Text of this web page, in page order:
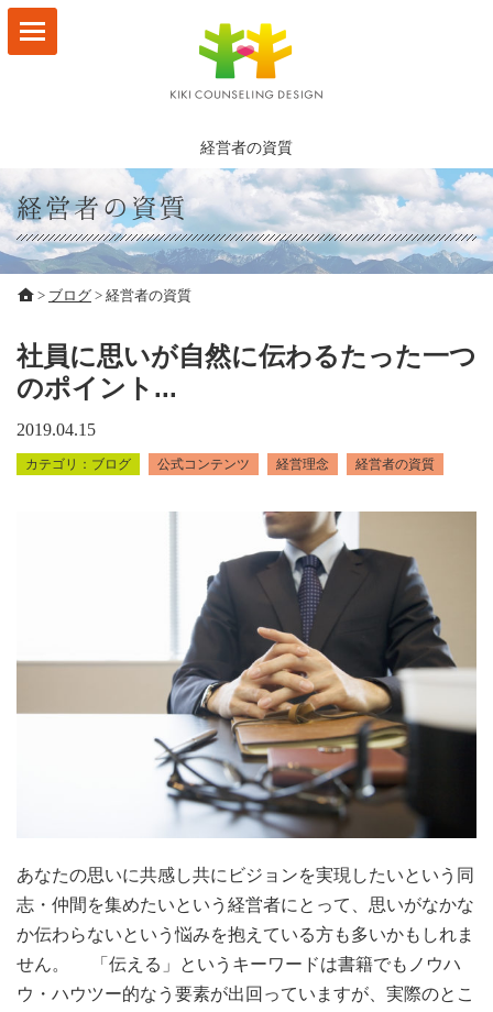
経営者の資質
経営者の資質
> ブログ > 経営者の資質
社員に思いが自然に伝わるたった一つ
のポイント...
2019.04.15
ブログ 公式コンテンツ 経営理念 経営者の資質
あなたの思いに共感し共にビジョンを実現したいという同
志・仲間を集めたいという経営者にとって、思いがなかな
か伝わらないという悩みを抱えている方も多いかもしれま
せん。 「伝える」というキーワードは書籍でもノウハ
ウ・ハウツー的なう要素が出回っていますが、実際のとこ
林なつ子 プロフィール
お客様の声
ビジョンマップ
ブログ
会社概要